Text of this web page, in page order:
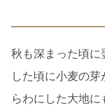
秋も深まった頃に
した頃に小麦の
らわにした大地